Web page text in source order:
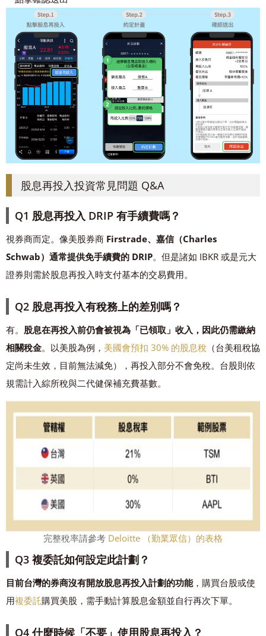
股息再投入投資常見問題 Q&A
Q1 股息再投入 DRIP 有手續費嗎？
視券商而定。像美股券商 Firstrade、嘉信（Charles
Schwab）通常提供免手續費的 DRIP。但是諸如 IBKR 或是元大
證券則需於股息再投入時支付基本的交易費用。
Q2 股息再投入有稅務上的差別嗎？
有。 股息在再投入前仍會被視為「已領取」收入，因此仍需繳納
相關稅金。以美股為例， 美國會預扣 30% 的股息稅 （台美租稅協
定尚未生效，目前無法減免），再投入部分不會免稅。台股則依
規需計入綜所稅與二代健保補充費基數。
完整稅率請參考 Deloitte （勤業眾信）的表格
Q3 複委託如何設定此計劃？
目前台灣的券商沒有開放股息再投入計劃的功能，購買台股或使
用複委託購買美股，需手動計算股息金額並自行再次下單。
Q4 什麼時候「不要」使用股息再投入？